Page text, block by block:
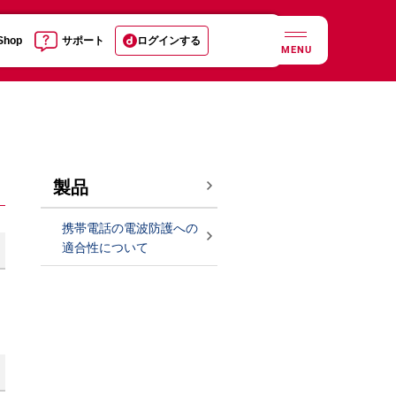
サポート ログインする
MENU
製品
携帯電話の電波防護への
適合性について